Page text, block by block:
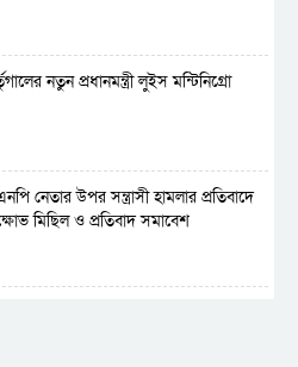
নতুন প্রধানমন্ত্রী লুইস মন্টিনিগ্রো
নেতার উপর সন্ত্রাসী হামলার প্রতিবাদে
মিছিল ও প্রতিবাদ সমাবেশ